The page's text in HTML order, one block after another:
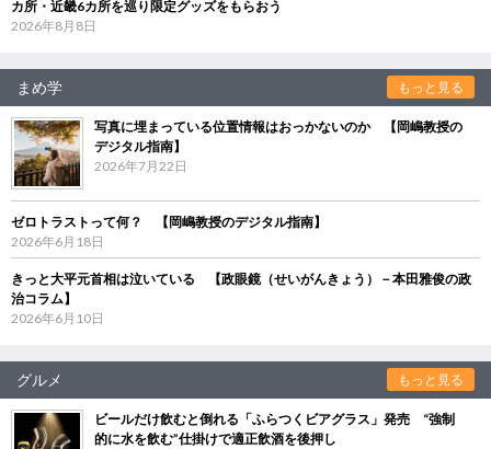
カ所・近畿6カ所を巡り限定グッズをもらおう
2026年8月8日
まめ学 もっと見る
写真に埋まっている位置情報はおっかないのか 【岡嶋教授の
デジタル指南】
2026年7月22日
ゼロトラストって何？ 【岡嶋教授のデジタル指南】
2026年6月18日
きっと大平元首相は泣いている 【政眼鏡（せいがんきょう）－本田雅俊の政
治コラム】
2026年6月10日
グルメ もっと見る
ビールだけ飲むと倒れる「ふらつくビアグラス」発売 “強制
的に水を飲む”仕掛けで適正飲酒を後押し